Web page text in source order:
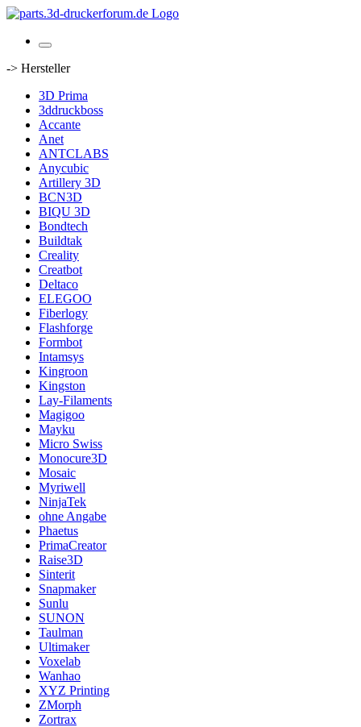
-> Hersteller
3D Prima
3ddruckboss
Accante
Anet
ANTCLABS
Anycubic
Artillery 3D
BCN3D
BIQU 3D
Bondtech
Buildtak
Creality
Creatbot
Deltaco
ELEGOO
Fiberlogy
Flashforge
Formbot
Intamsys
Kingroon
Kingston
Lay-Filaments
Magigoo
Mayku
Micro Swiss
Monocure3D
Mosaic
Myriwell
NinjaTek
ohne Angabe
Phaetus
PrimaCreator
Raise3D
Sinterit
Snapmaker
Sunlu
SUNON
Taulman
Ultimaker
Voxelab
Wanhao
XYZ Printing
ZMorph
Zortrax